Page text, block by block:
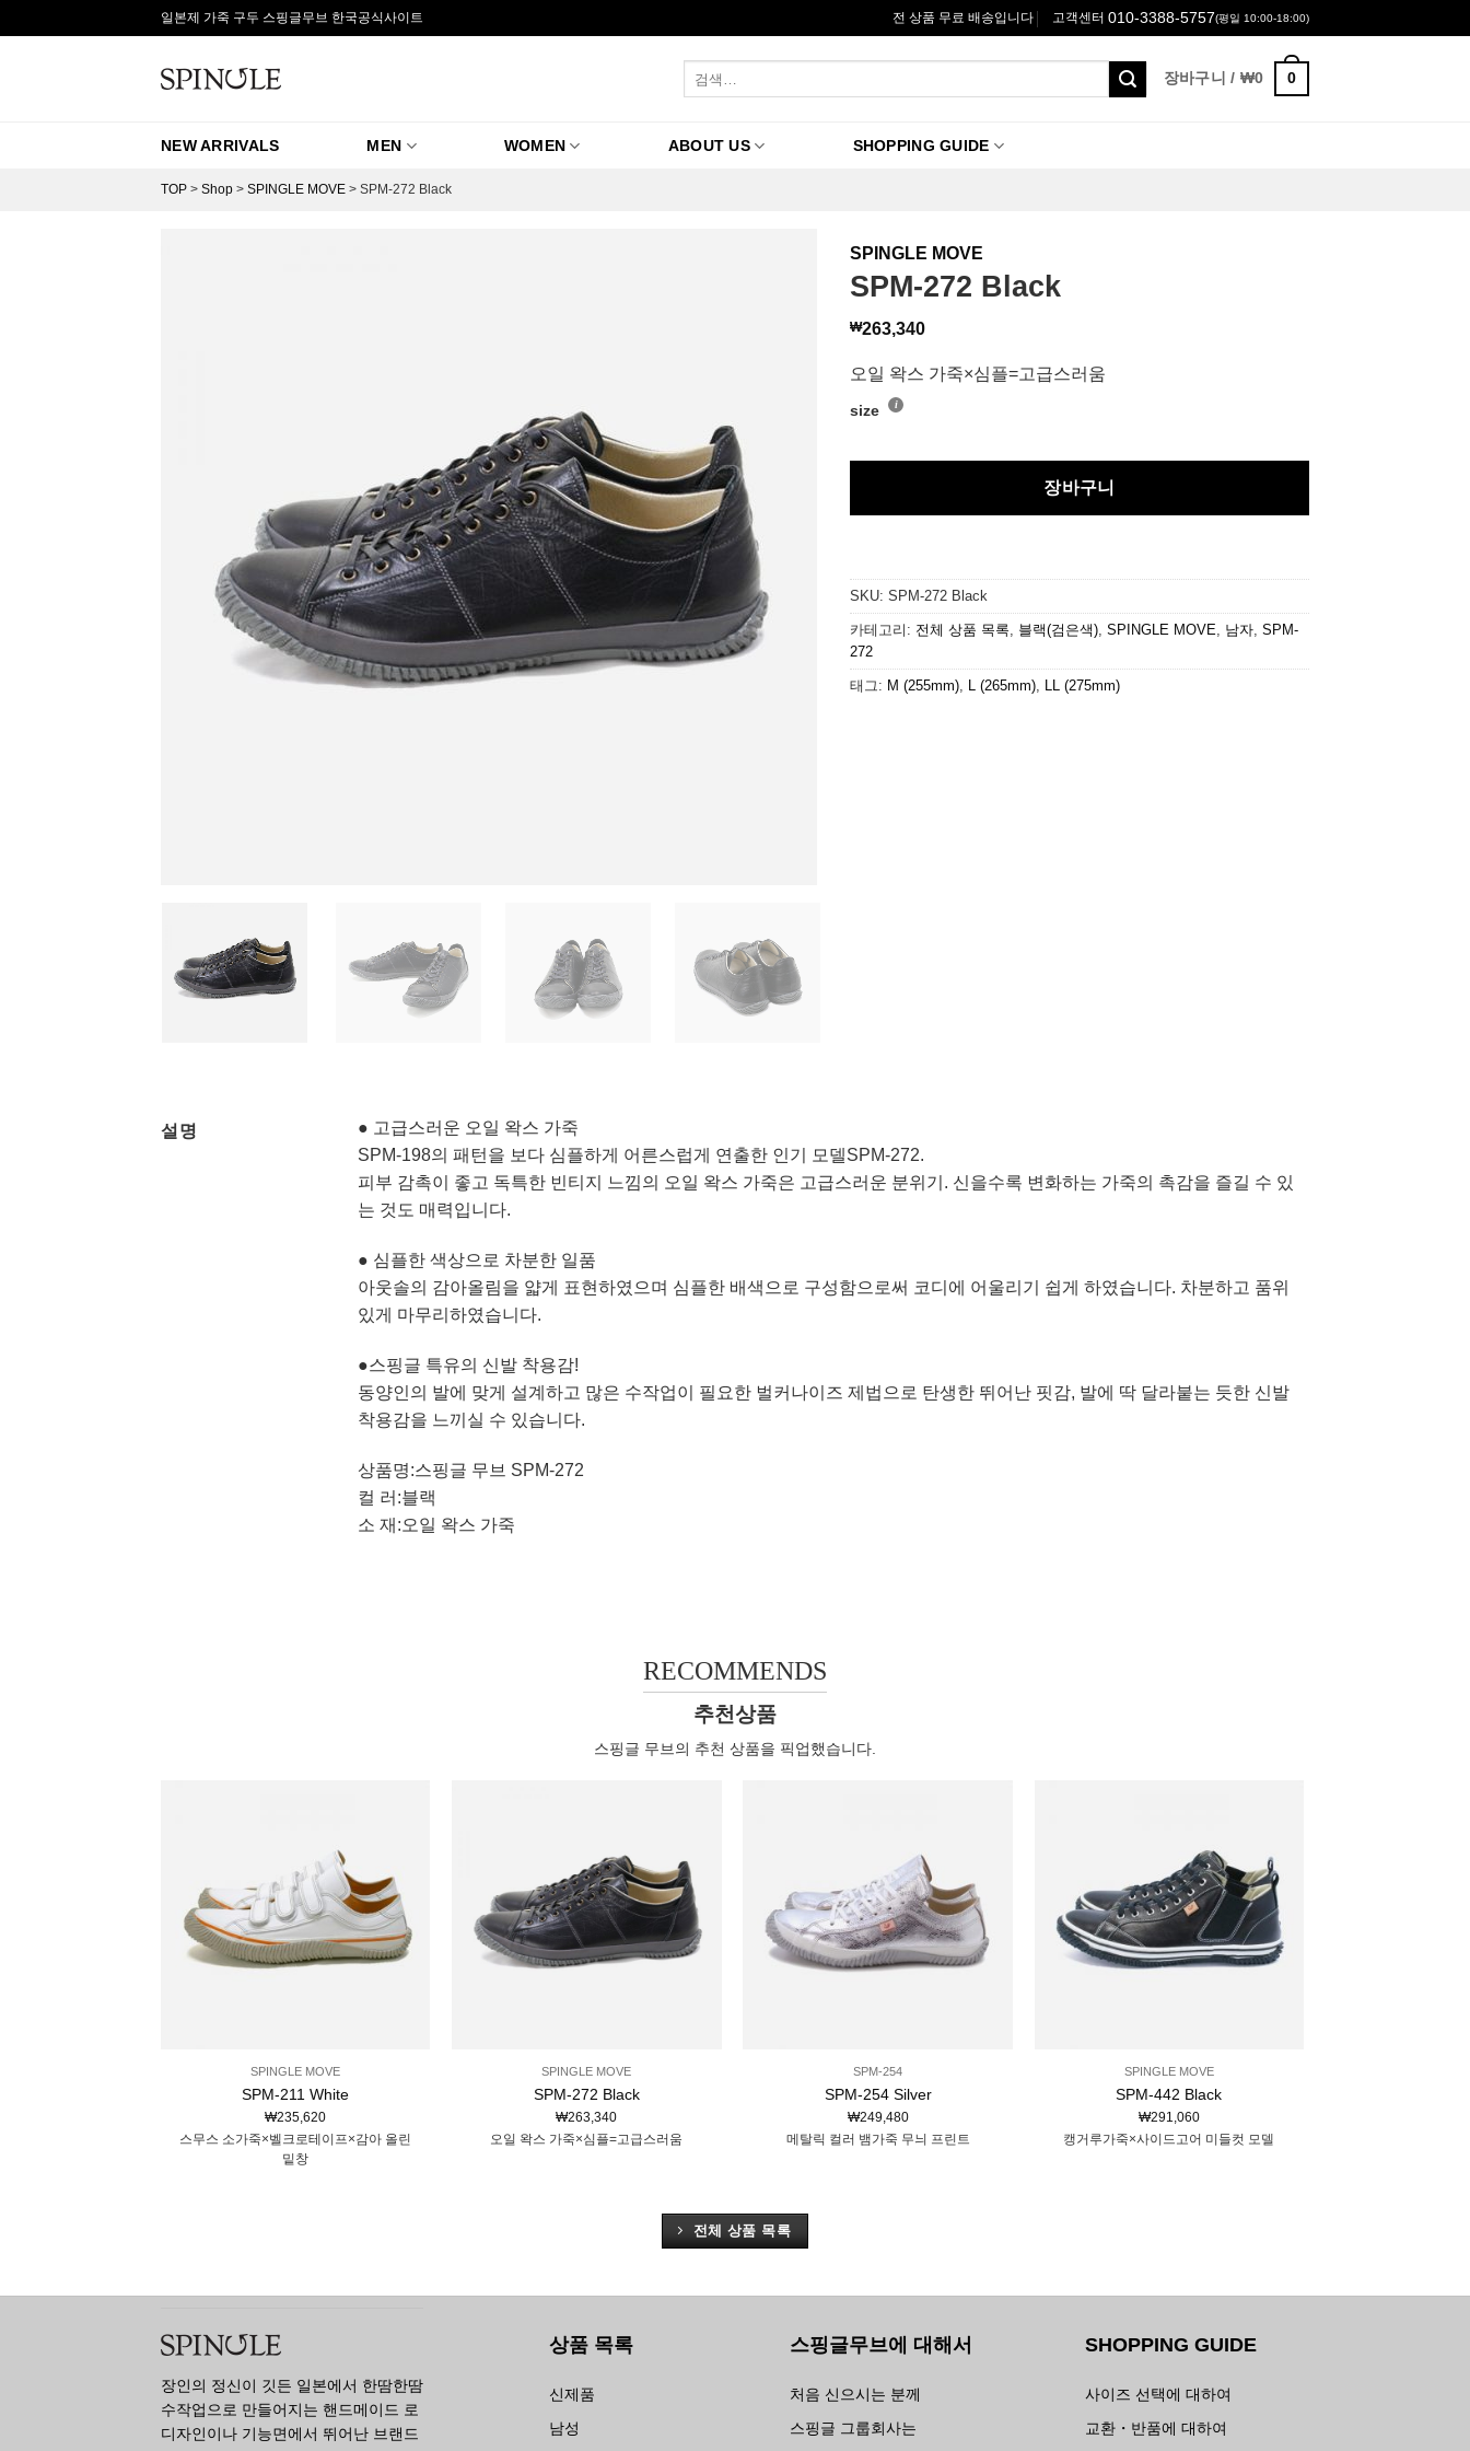
to
일본제 가죽 구두 스핑글무브 한국공식사이트 전 상품 무료 배송입니다 고객센터 010-3388-5757(평일 10:00-18:00)
색:
장바구니 / ₩0 0
NEW ARRIVALS MEN WOMEN ABOUT US SHOPPING GUIDE
TOP > Shop > SPINGLE MOVE > SPM-272 Black
SPINGLE MOVE
SPM-272 Black
₩263,340
오일 왁스 가죽×심플=고급스러움
size
장바구니
SKU: SPM-272 Black
카테고리: 전체 상품 목록, 블랙(검은색), SPINGLE MOVE, 남자, SPM-
272
태그: M (255mm), L (265mm), LL (275mm)
설명
● 고급스러운 오일 왁스 가죽
SPM-198의 패턴을 보다 심플하게 어른스럽게 연출한 인기 모델SPM-272.
피부 감촉이 좋고 독특한 빈티지 느낌의 오일 왁스 가죽은 고급스러운 분위기. 신을수록 변화하는 가죽의 촉감을 즐길 수 있
는 것도 매력입니다.
● 심플한 색상으로 차분한 일품
아웃솔의 감아올림을 얇게 표현하였으며 심플한 배색으로 구성함으로써 코디에 어울리기 쉽게 하였습니다. 차분하고 품위
있게 마무리하였습니다.
●스핑글 특유의 신발 착용감!
동양인의 발에 맞게 설계하고 많은 수작업이 필요한 벌커나이즈 제법으로 탄생한 뛰어난 핏감, 발에 딱 달라붙는 듯한 신발
착용감을 느끼실 수 있습니다.
상품명:스핑글 무브 SPM-272
컬 러:블랙
소 재:오일 왁스 가죽
RECOMMENDS
추천상품
스핑글 무브의 추천 상품을 픽업했습니다.
SPINGLE MOVE
SPM-211 White
₩235,620
스무스 소가죽×벨크로테이프×감아 올린
밑창
SPINGLE MOVE
SPM-272 Black
₩263,340
오일 왁스 가죽×심플=고급스러움
SPM-254
SPM-254 Silver
₩249,480
메탈릭 컬러 뱀가죽 무늬 프린트
SPINGLE MOVE
SPM-442 Black
₩291,060
캥거루가죽×사이드고어 미들컷 모델
전체 상품 목록
장인의 정신이 깃든 일본에서 한땀한땀
수작업으로 만들어지는 핸드메이드 로
디자인이나 기능면에서 뛰어난 브랜드
상품 목록
신제품
남성
스핑글무브에 대해서
처음 신으시는 분께
스핑글 그룹회사는
SHOPPING GUIDE
사이즈 선택에 대하여
교환・반품에 대하여